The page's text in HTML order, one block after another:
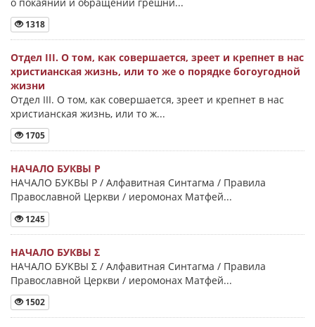
1318
Отдел III. О том, как совершается, зреет и крепнет в нас
христианская жизнь, или то же о порядке богоугодной
жизни
Отдел III. О том, как совершается, зреет и крепнет в нас
христианская жизнь, или то ж...
1705
НАЧАЛО БУКВЫ Ρ
НАЧАЛО БУКВЫ Ρ / Алфавитная Синтагма / Правила
Православной Церкви / иеромонах Матфей...
1245
НАЧАЛО БУКВЫ Σ
НАЧАЛО БУКВЫ Σ / Алфавитная Синтагма / Правила
Православной Церкви / иеромонах Матфей...
1502